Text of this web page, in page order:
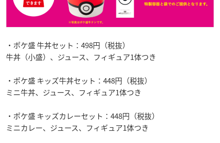
・ポケ盛 牛丼セット：498円（税抜）
牛丼（小盛）、ジュース、フィギュア1体つき
・ポケ盛 キッズ牛丼セット：448円（税抜）
ミニ牛丼、ジュース、フィギュア1体つき
・ポケ盛 キッズカレーセット：448円（税抜）
ミニカレー、ジュース、フィギュア1体つき